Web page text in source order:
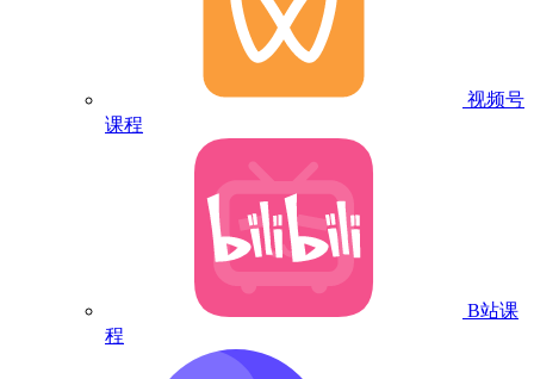
视频号
课程
B站课
程